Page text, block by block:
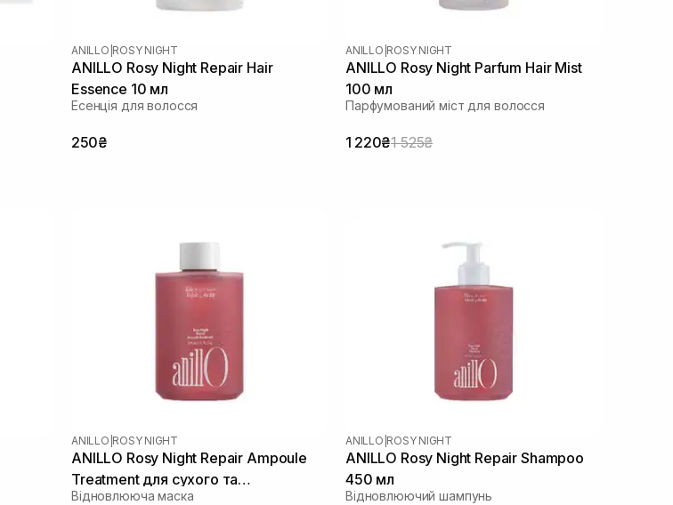
ANILLO ROSY NIGHT
ANILLO Rosy Night Repair Hair
Essence 10 мл
Есенція для волосся
250₴
ANILLO ROSY NIGHT
ANILLO Rosy Night Parfum Hair Mist
100 мл
Парфумований міст для волосся
1 220₴1 525₴
ANILLO ROSY NIGHT
ANILLO Rosy Night Repair Ampoule
Treatment для сухого та
пошкодженого волосся 200 мл
Відновлююча маска
ANILLO ROSY NIGHT
ANILLO Rosy Night Repair Shampoo
450 мл
Відновлюючий шампунь